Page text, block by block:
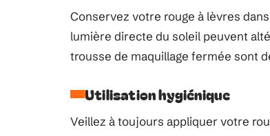
Conservez votre rouge à lèvres
lumière directe du soleil peuvent
trousse de maquillage fermée sont
Utilisation hygiénique
Veillez à toujours appliquer votre